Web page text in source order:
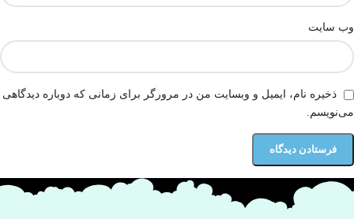
وب‌ سایت
ذخیره نام، ایمیل و وبسایت من در مرورگر برای زمانی که دوباره دیدگاهی
می‌نویسم.